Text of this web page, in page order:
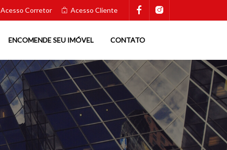
Acesso Corretor Acesso Cliente
ENCOMENDE SEU IMÓVEL CONTATO